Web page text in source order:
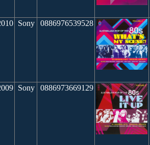
Sony 0886976539528
Sony 0886973669129